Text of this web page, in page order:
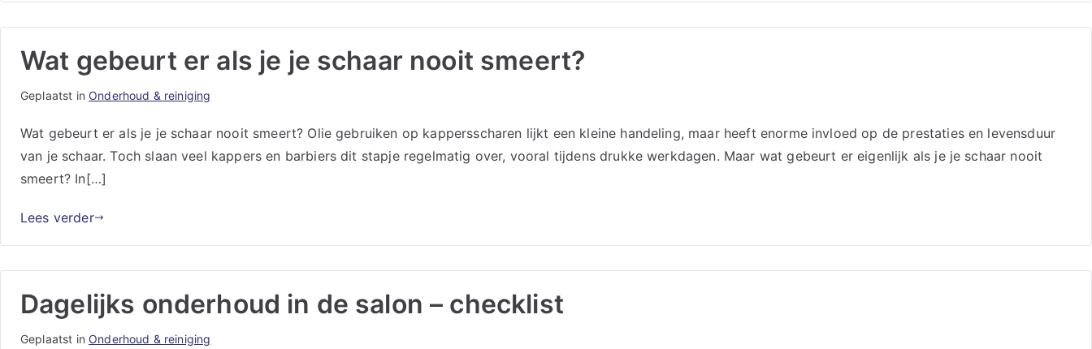
Wat gebeurt er als je je schaar nooit smeert?
Geplaatst in Onderhoud & reiniging
Wat gebeurt er als je je schaar nooit smeert? Olie gebruiken op kappersscharen lijkt een kleine handeling, maar heeft enorme invloed op de prestaties en levensduur
van je schaar. Toch slaan veel kappers en barbiers dit stapje regelmatig over, vooral tijdens drukke werkdagen. Maar wat gebeurt er eigenlijk als je je schaar nooit
smeert? In[…]
Lees verder
Dagelijks onderhoud in de salon – checklist
Geplaatst in Onderhoud & reiniging